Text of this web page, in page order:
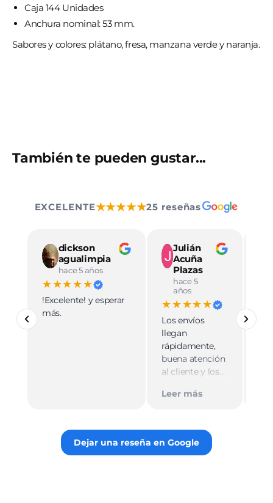
Caja 144 Unidades
Anchura nominal: 53 mm.
Sabores y colores: plátano, fresa, manzana verde y naranja.
También te pueden gustar...
EXCELENTE★★★★★25 reseñas
dickson
agualimpia
hace 5 años
★★★★★
!Excelente! y esperar
más.
Julián
Acuña
Plazas
hace 5
años
★★★★★
Los envíos
llegan
rápidamente,
buena atención
al cliente y los
discretos.
Leer más
Dejar una reseña en Google